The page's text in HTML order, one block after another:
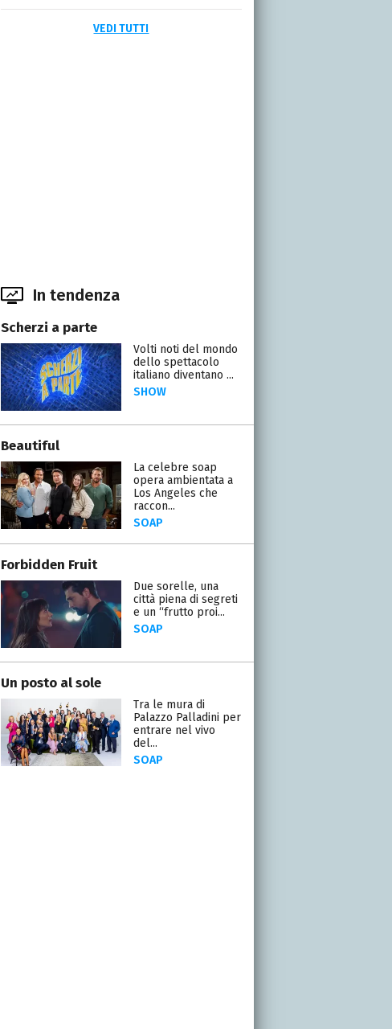
VEDI TUTTI
In tendenza
Scherzi a parte
Volti noti del mondo
dello spettacolo
italiano diventano ...
SHOW
Beautiful
La celebre soap
opera ambientata a
Los Angeles che
raccon...
SOAP
Forbidden Fruit
Due sorelle, una
città piena di segreti
e un “frutto proi...
SOAP
Un posto al sole
Tra le mura di
Palazzo Palladini per
entrare nel vivo
del...
SOAP